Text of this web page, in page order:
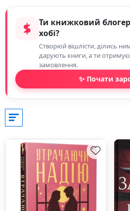
Ти книжковий
хобі?
Створюй вішлісти, ділись
дарують книги, а ти
замовлення.
✨ Почати